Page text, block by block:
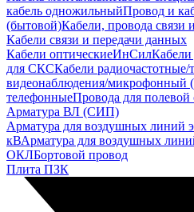
кабель одножильныйПровод и
(бытовой)Кабели, провода связи
Кабели связи и передачи данных
Кабели оптическиеИнСилКабели
для СКСКабели радиочастотные/
видеонаблюдения/микрофонный
телефонныеПровода для полевой
Арматура ВЛ (СИП)
Арматура для воздушных линий
кВАрматура для воздушных
ОКЛБортовой провод
Плита ПЗК